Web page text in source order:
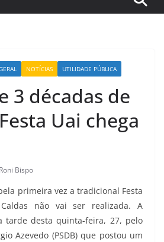
NOTÍCIAS UTILIDADE PÚBLICA
3 décadas de
Uai chega
Roni Bispo
primeira vez a tradicional Festa
não vai ser realizada. A
tarde desta quinta-feira, 27, pelo
Azevedo (PSDB) que postou um